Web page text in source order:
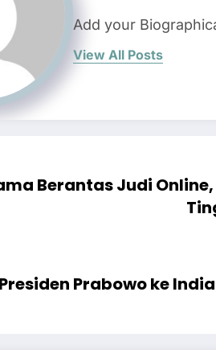
Add your
View All Posts
Berantas Judi
Prabowo ke